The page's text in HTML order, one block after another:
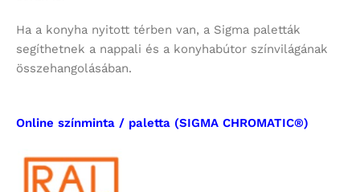
Ha a konyha nyitott térben van, a Sigma paletták
segíthetnek a nappali és a konyhabútor színvilágának
összehangolásában.
Online színminta / paletta (SIGMA CHROMATIC®)